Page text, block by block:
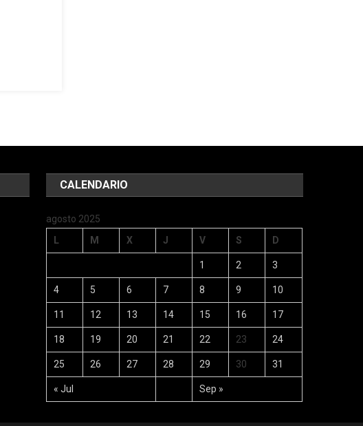
CALENDARIO
agosto 2025
L
M X J V S D
« Jul Sep »
1 2 3
4 5 6 7 8 9 10
11 12 13 14 15 16 17
18 19 20 21 22 23 24
25 26 27 28 29 30 31